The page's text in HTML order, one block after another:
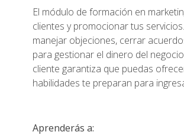
El módulo de formación en
clientes y promocionar tus
manejar objeciones, cerrar
para gestionar el dinero del
cliente garantiza que puedas
habilidades te preparan para
Aprenderás a: